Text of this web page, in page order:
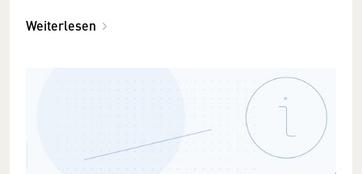
Weiterlesen